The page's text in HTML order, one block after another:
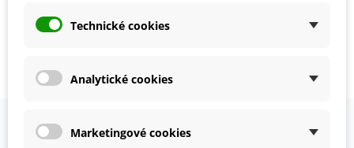
semena - 6 ks
49 Kč
Zobrazení 1-4 z 4 položek
Technické cookies
Analytické cookies
Marketingové cookies